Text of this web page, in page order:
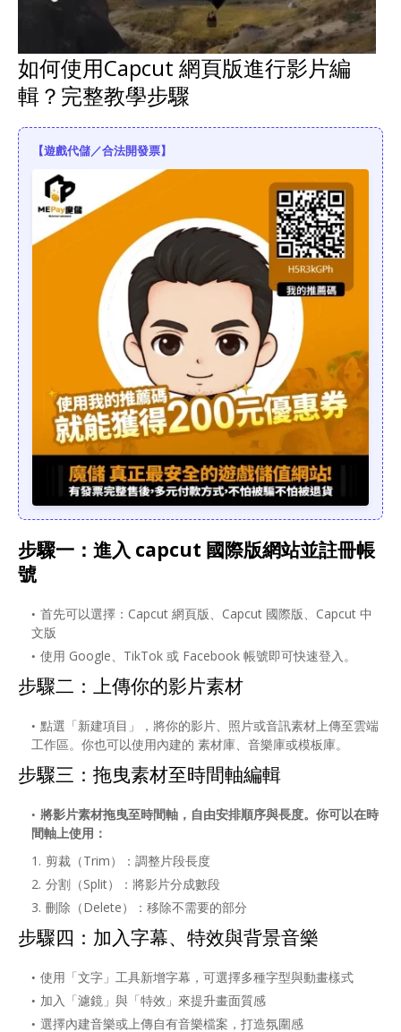
如何使用Capcut 網頁版進行影片編
輯？完整教學步驟
【遊戲代儲／合法開發票】
步驟一：進入 capcut 國際版網站並註冊帳
號
首先可以選擇：Capcut 網頁版、Capcut 國際版、Capcut 中
文版
使用 Google、TikTok 或 Facebook 帳號即可快速登入。
步驟二：上傳你的影片素材
點選「新建項目」，將你的影片、照片或音訊素材上傳至雲端
工作區。你也可以使用內建的 素材庫、音樂庫或模板庫。
步驟三：拖曳素材至時間軸編輯
將影片素材拖曳至時間軸，自由安排順序與長度。你可以在時
間軸上使用：
剪裁（Trim）：調整片段長度
分割（Split）：將影片分成數段
刪除（Delete）：移除不需要的部分
步驟四：加入字幕、特效與背景音樂
使用「文字」工具新增字幕，可選擇多種字型與動畫樣式
加入「濾鏡」與「特效」來提升畫面質感
選擇內建音樂或上傳自有音樂檔案，打造氛圍感